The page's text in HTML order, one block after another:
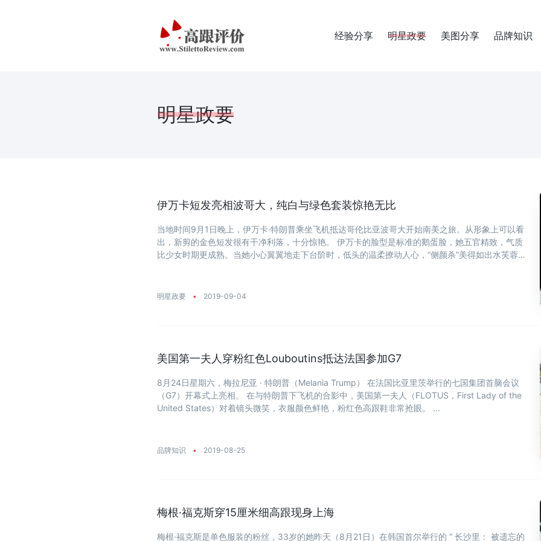
经验分享 明星政要 美图分享 品牌知识
明星政要
伊万卡短发亮相波哥大，纯白与绿色套装惊艳无比
当地时间9月1日晚上，伊万卡·特朗普乘坐飞机抵达哥伦比亚波哥大开始南美之旅。从形象上可以看
出，新剪的金色短发很有干净利落，十分惊艳。 伊万卡的脸型是标准的鹅蛋脸，她五官精致，气质
比少女时期更成熟。当她小心翼翼地走下台阶时，低头的温柔撩动人心，“侧颜杀”美得如出水芙蓉。
明星政要 • 2019-09-04
美国第一夫人穿粉红色Louboutins抵达法国参加G7
8月24日星期六，梅拉尼亚 · 特朗普（Melania Trump） 在法国比亚里茨举行的七国集团首脑会议
（G7）开幕式上亮相。 在与特朗普下飞机的合影中，美国第一夫人（FLOTUS，First Lady of the
United States）对着镜头微笑，衣服颜色鲜艳，粉红色高跟鞋非常抢眼。 ...
品牌知识 • 2019-08-25
梅根·福克斯穿15厘米细高跟现身上海
梅根·福克斯是单色服装的粉丝，33岁的她昨天（8月21日）在韩国首尔举行的 “ 长沙里： 被遗忘的